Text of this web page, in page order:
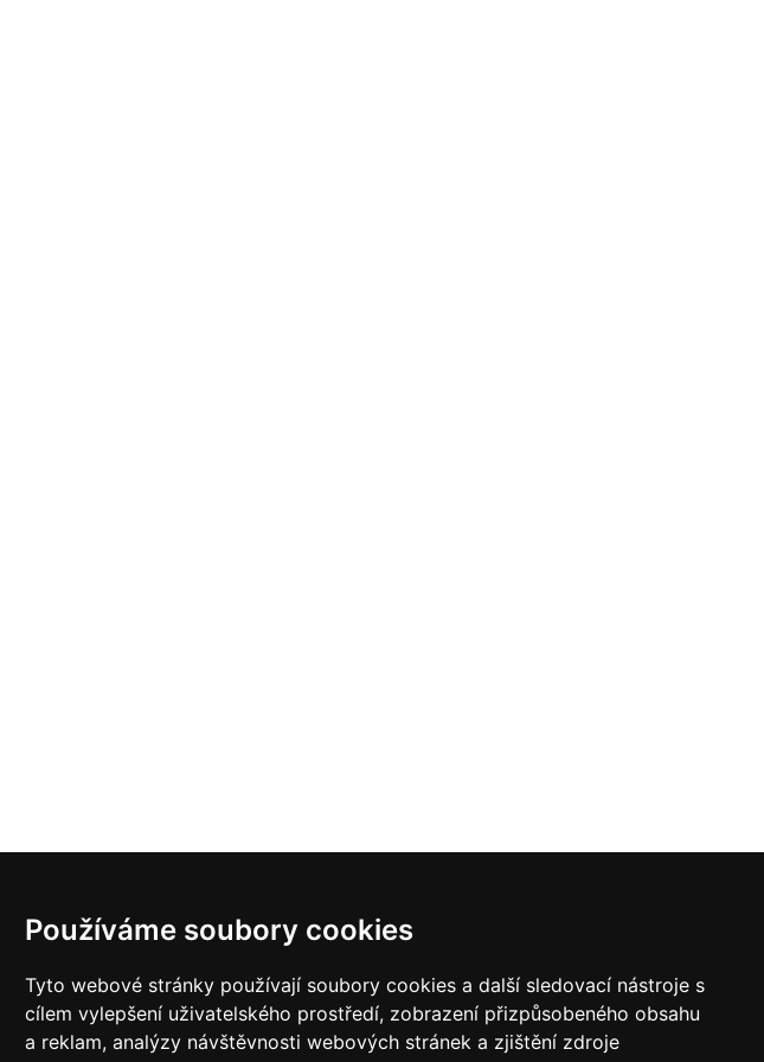
Používáme soubory cookies
Tyto webové stránky používají soubory cookies a další sledovací nástroje s
cílem vylepšení uživatelského prostředí, zobrazení přizpůsobeného obsahu
a reklam, analýzy návštěvnosti webových stránek a zjištění zdroje
a dopravy ČR, který zastupuje český průmysl v tripartitě a realizuje veškeré oponentní a
které zásadním způsobem ovlivňují požadavky a stanoviska průmyslu vůči státu. Pracujeme
ovzduší), energetika a klimatické změny, zaměstnanost a kolektivní vyjednávání. Zástupce
také navázány přímé vazby na jednotlivá relevantní ministerstva a organizace, dále na české i
se skupinami dotčených asociací a jsme proto schopni postupovat společně a s větší silou.
při vytváření nové legislativy.